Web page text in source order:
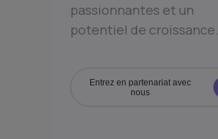
passionnantes et un
potentiel de croissance.
Entrez en partenariat avec
nous